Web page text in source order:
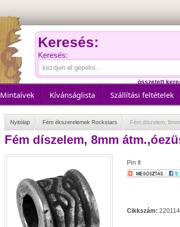
Keresés:
Keresés:
összetett
Mintaívek Kívánságlista Szállítási feltételek
Nyitólap Fém ékszerelemek Rockstars Fém díszelem,
Fém díszelem, 8mm
Pin It
Cikkszám: